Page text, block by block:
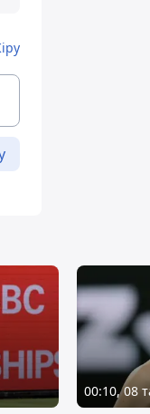
00:10, 08